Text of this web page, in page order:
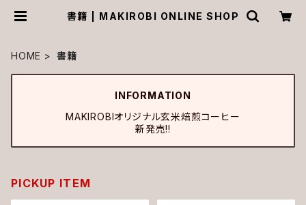
書籍 | MAKIROBI ONLINE SHOP
HOME 書籍
INFORMATION
MAKIROBIオリジナル玄米焙煎コーヒー
新発売!!
PICKUP ITEM